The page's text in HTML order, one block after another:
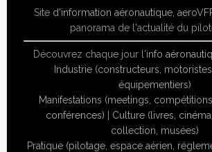
Site d'information aéronautique,
panorama de l'actualité du
Découvrez chaque jour l'info
Industrie (constructeurs,
équipementiers)
Manifestations (meetings,
conférences)
Culture (livres,
collection, musées)
Pratique (pilotage, espace aérien,